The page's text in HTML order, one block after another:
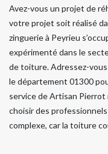
Avez-vous un projet de
votre projet soit réalisé
zinguerie à Peyrieu
expérimenté dans le
de toiture. Adressez-
le département 01300
service de Artisan
choisir des
complexe, car la toiture